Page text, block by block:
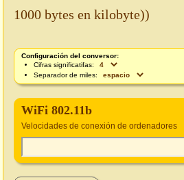
1000 bytes en kilobyte))
Configuración del conversor:
Cifras significatifas:
Separador de miles:
WiFi 802.11b
Velocidades de conexión de ordenadores